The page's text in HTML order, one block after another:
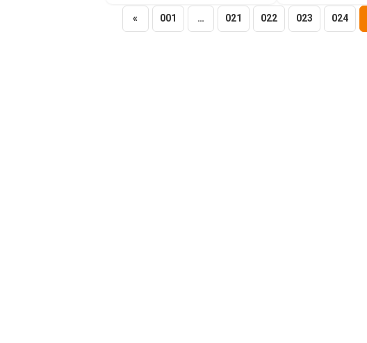
« 001 … 021 022 023 024